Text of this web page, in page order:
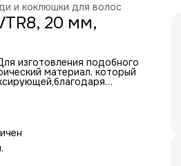
и коклюшки для волос
20 мм,
изготовления подобного
материал, который
поверхность
на волосах. Не нужны ни
бигуди хорошо
не нарушают
важно, когда надо
Удобные бигуди-липучки,
приподнять волосы у
мягкие объемные